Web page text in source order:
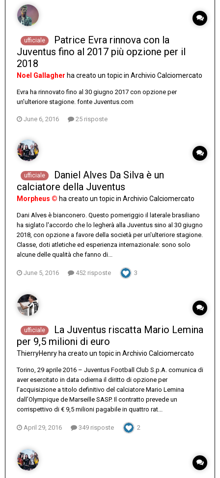
ufficiale
Patrice Evra rinnova con la
Juventus fino al 2017 più opzione per il
2018
Noel Gallagher ha creato un topic in Archivio Calciomercato
Evra ha rinnovato fino al 30 giugno 2017 con opzione per
un'ulteriore stagione. fonte Juventus.com
June 6, 2016 25 risposte
ufficiale
Daniel Alves Da Silva è un
calciatore della Juventus
Morpheus © ha creato un topic in Archivio Calciomercato
Dani Alves è bianconero. Questo pomeriggio il laterale brasiliano
ha siglato l'accordo che lo legherà alla Juventus sino al 30 giugno
2018, con opzione a favore della società per un'ulteriore stagione.
Classe, doti atletiche ed esperienza internazionale: sono solo
alcune delle qualità che fanno di...
June 5, 2016 452 risposte 3
ufficiale
La Juventus riscatta Mario Lemina
per 9,5 milioni di euro
ThierryHenry ha creato un topic in Archivio Calciomercato
Torino, 29 aprile 2016 – Juventus Football Club S.p.A. comunica di
aver esercitato in data odierna il diritto di opzione per
l’acquisizione a titolo definitivo del calciatore Mario Lemina
dall’Olympique de Marseille SASP. Il contratto prevede un
corrispettivo di € 9,5 milioni pagabile in quattro rat...
April 29, 2016 349 risposte 2